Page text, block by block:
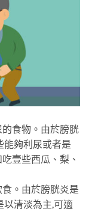
食物。由於膀胱
能夠利尿或者是
壹些西瓜、梨、
。由於膀胱炎是
以清淡為主,可適